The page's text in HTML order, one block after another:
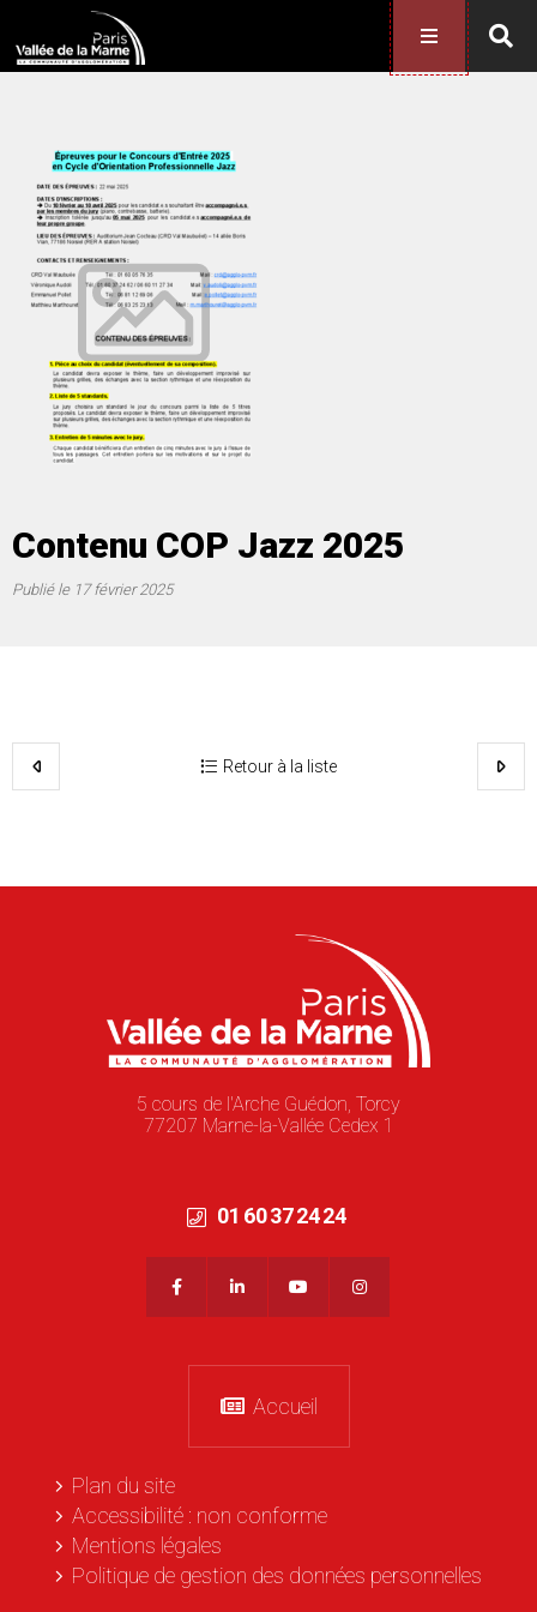
Contenu COP Jazz 2025
Publié le17 février 2025
Retour à la liste
5 cours de l'Arche Guédon, Torcy
77207 Marne-la-Vallée Cedex 1
01 60 37 24 24
Accueil
Plan du site
Accessibilité : non conforme
Mentions légales
Politique de gestion des données personnelles